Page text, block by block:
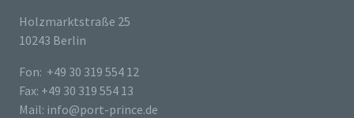
Holzmarktstraße 25
10243 Berlin
Fon: +49 30 319 554 12
Fax: +49 30 319 554 13
Mail: info@port-prince.de